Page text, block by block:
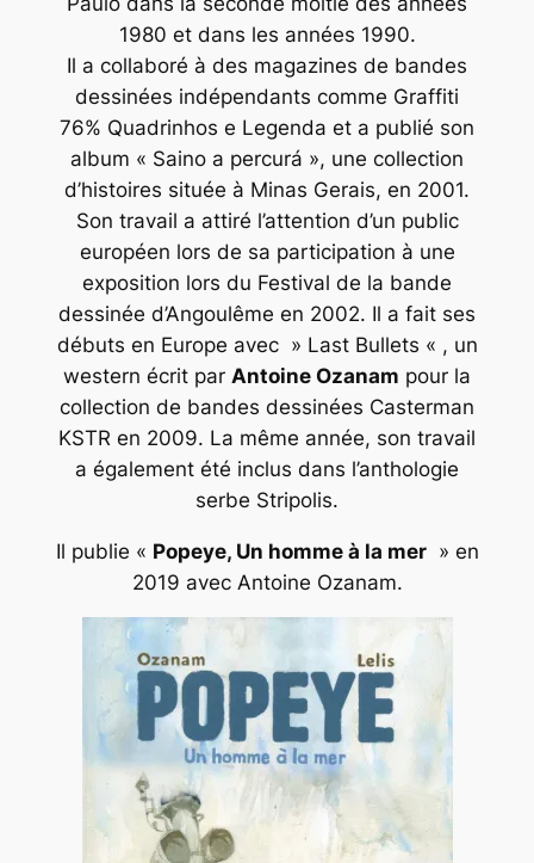
1980 et dans les années 1990.
Il a collaboré à des magazines de bandes
dessinées indépendants comme Graffiti
76% Quadrinhos e Legenda et a publié son
album « Saino a percurá », une collection
d’histoires située à Minas Gerais, en 2001.
Son travail a attiré l’attention d’un public
européen lors de sa participation à une
exposition lors du Festival de la bande
dessinée d’Angoulême en 2002. Il a fait ses
débuts en Europe avec » Last Bullets « , un
western écrit par Antoine Ozanam pour la
collection de bandes dessinées Casterman
KSTR en 2009. La même année, son travail
a également été inclus dans l’anthologie
serbe Stripolis.
Il publie « Popeye, Un homme à la mer» en
2019 avec Antoine Ozanam.